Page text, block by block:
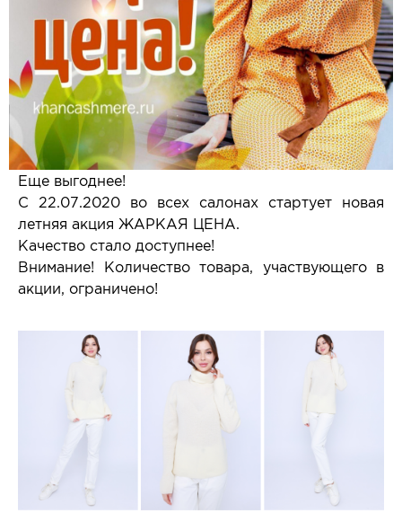
Еще выгоднее!
С 22.07.2020 во всех салонах стартует новая
летняя акция ЖАРКАЯ ЦЕНА.
Качество стало доступнее!
Внимание! Количество товара, участвующего в
акции, ограничено!